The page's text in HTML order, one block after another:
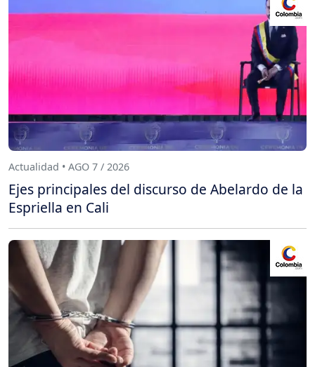
Actualidad • AGO 7 / 2026
Ejes principales del discurso de Abelardo de la
Espriella en Cali